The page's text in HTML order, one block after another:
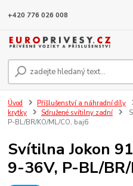
+420 776 026 008
Úvod Příšlušenství a náhradní díly
krytky
Sdružené svítilny zadní
P-BL/BR/KO/ML/CO, baj6
Svítilna Jokon
9-36V, P-BL/